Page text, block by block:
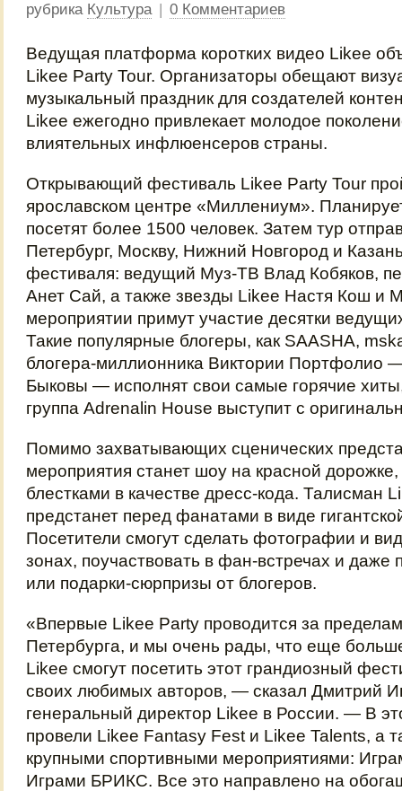
рубрика Культура | 0 Комментариев
Ведущая платформа коротких видео Likee
Likee Party Tour. Организаторы обещают
музыкальный праздник для создателей
Likee ежегодно привлекает молодое
влиятельных инфлюенсеров страны.
Открывающий фестиваль Likee Party Tour
ярославском центре «Миллениум».
посетят более 1500 человек. Затем тур
Петербург, Москву, Нижний Новгород и
фестиваля: ведущий Муз-ТВ Влад Кобяков,
Анет Сай, а также звезды Likee Настя Кош и
мероприятии примут участие десятки
Такие популярные блогеры, как SAASHA,
блогера-миллионника Виктории Портфолио
Быковы — исполнят свои самые горячие
группа Adrenalin House выступит с
Помимо захватывающих сценических
мероприятия станет шоу на красной
блестками в качестве дресс-кода.
предстанет перед фанатами в виде
Посетители смогут сделать фотографии и
зонах, поучаствовать в фан-встречах и даже
или подарки-сюрпризы от блогеров.
«Впервые Likee Party проводится за
Петербурга, и мы очень рады, что еще
Likee смогут посетить этот грандиозный
своих любимых авторов, — сказал Дмитрий
генеральный директор Likee в России. — В
провели Likee Fantasy Fest и Likee Talents, а
крупными спортивными мероприятиями:
Играми БРИКС. Все это направлено на